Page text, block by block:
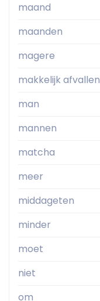
maand
maanden
magere
makkelijk afvallen
man
mannen
matcha
meer
middageten
minder
moet
niet
om